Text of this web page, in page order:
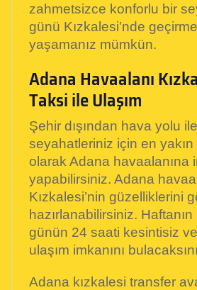
zahmetsizce konforlu bir
günü Kızkalesi’nde
yaşamanız mümkün.
Adana Havaalanı
Taksi ile Ulaşım
Şehir dışından hava yolu
seyahatleriniz için en yakın
olarak Adana havaalanına
yapabilirsiniz. Adana
Kızkalesi’nin güzelliklerini
hazırlanabilirsiniz.
günün 24 saati kesintisiz
ulaşım imkanını
Adana kızkalesi transfer